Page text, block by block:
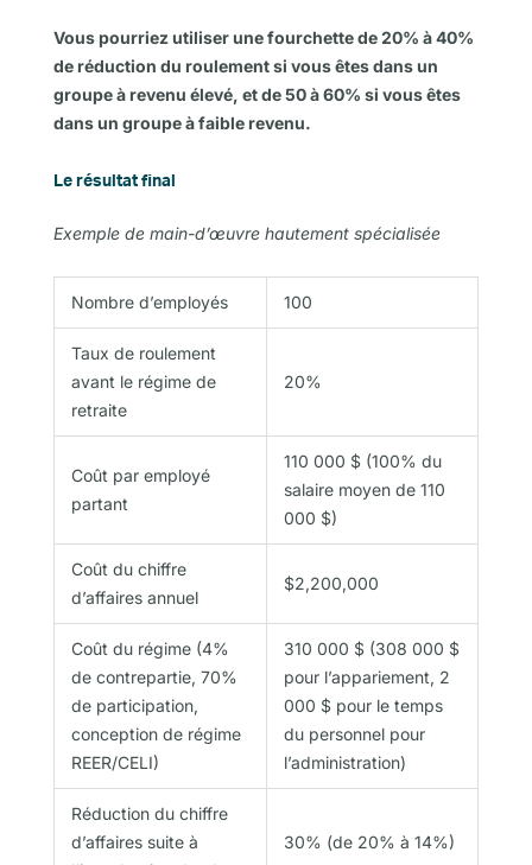
Vous pourriez utiliser une fourchette de 20% à 40%
de réduction du roulement si vous êtes dans un
groupe à revenu élevé, et de 50 à 60% si vous êtes
dans un groupe à faible revenu.
Le résultat final
Exemple de main-d’œuvre hautement spécialisée
Nombre d’employés 100
Taux de roulement
avant le régime de
retraite
20%
Coût par employé
partant
110 000 $ (100% du
salaire moyen de 110
000 $)
Coût du chiffre
d’affaires annuel
$2,200,000
Coût du régime (4%
de contrepartie, 70%
de participation,
conception de régime
REER/CELI)
310 000 $ (308 000 $
pour l’appariement, 2
000 $ pour le temps
du personnel pour
l’administration)
Réduction du chiffre
d’affaires suite à
30% (de 20% à 14%)